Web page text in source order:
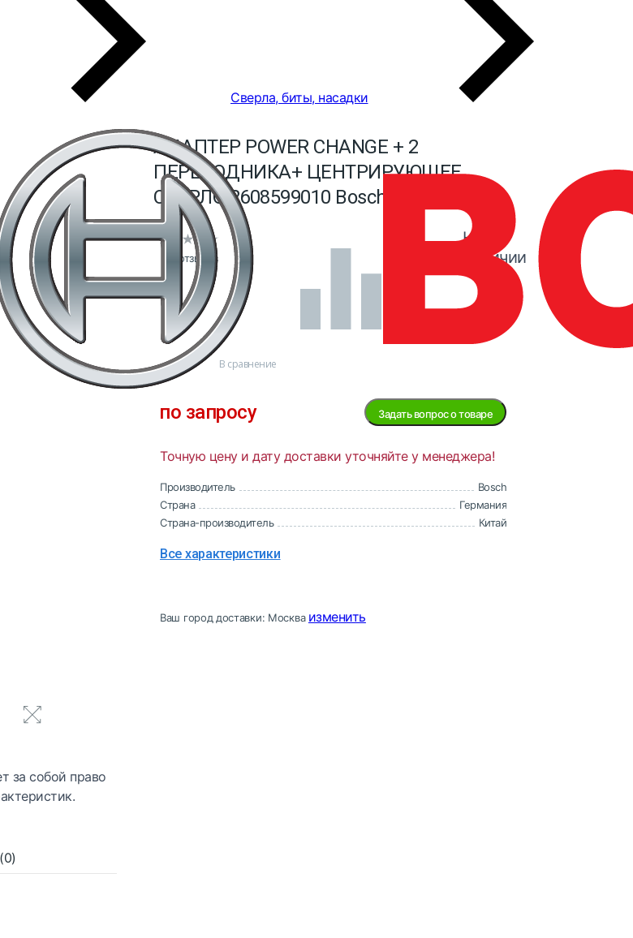
Сверла, биты, насадки
за собой право
АДАПТЕР POWER CHANGE + 2
ПЕРЕХОДНИКА+ ЦЕНТРИРУЮЩЕЕ
СВЕРЛО 2608599010 Bosch
0 отзывов
В сравнение
Нет в
наличии
по запросу Задать вопрос о товаре
Точную цену и дату доставки уточняйте у менеджера!
Производитель
Bosch
Страна
Германия
Страна-производитель
Китай
Все характеристики
Ваш город доставки: Москва изменить